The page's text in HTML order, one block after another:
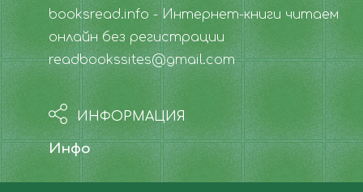
booksread.info - Интернет-книги читаем
онлайн без регистрации
readbookssites@gmail.com
ИНФОРМАЦИЯ
Инфо